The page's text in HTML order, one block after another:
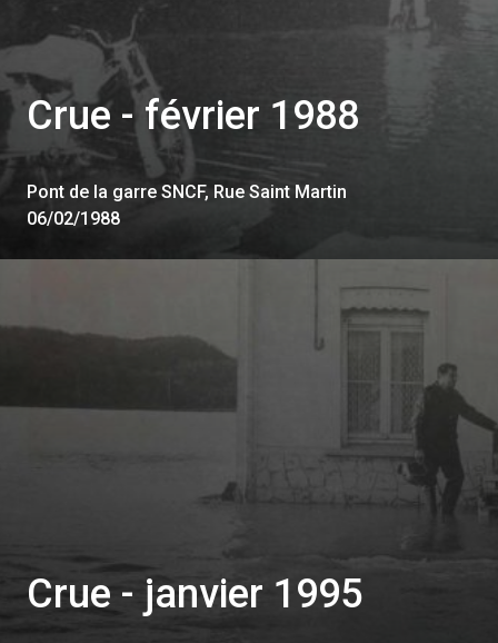
Crue - février 1988
Pont de la garre SNCF, Rue Saint Martin
06/02/1988
Crue - janvier 1995